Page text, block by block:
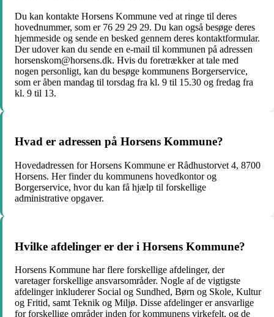
Du kan kontakte Horsens Kommune ved at ringe til deres
hovednummer, som er 76 29 29 29. Du kan også besøge deres
hjemmeside og sende en besked gennem deres kontaktformular.
Der udover kan du sende en e-mail til kommunen på adressen
horsenskom@horsens.dk. Hvis du foretrækker at tale med
nogen personligt, kan du besøge kommunens Borgerservice,
som er åben mandag til torsdag fra kl. 9 til 15.30 og fredag fra
kl. 9 til 13.
Hvad er adressen på Horsens Kommune?
Hovedadressen for Horsens Kommune er Rådhustorvet 4, 8700
Horsens. Her finder du kommunens hovedkontor og
Borgerservice, hvor du kan få hjælp til forskellige
administrative opgaver.
Hvilke afdelinger er der i Horsens Kommune?
Horsens Kommune har flere forskellige afdelinger, der
varetager forskellige ansvarsområder. Nogle af de vigtigste
afdelinger inkluderer Social og Sundhed, Børn og Skole, Kultur
og Fritid, samt Teknik og Miljø. Disse afdelinger er ansvarlige
for forskellige områder inden for kommunens virkefelt, og de